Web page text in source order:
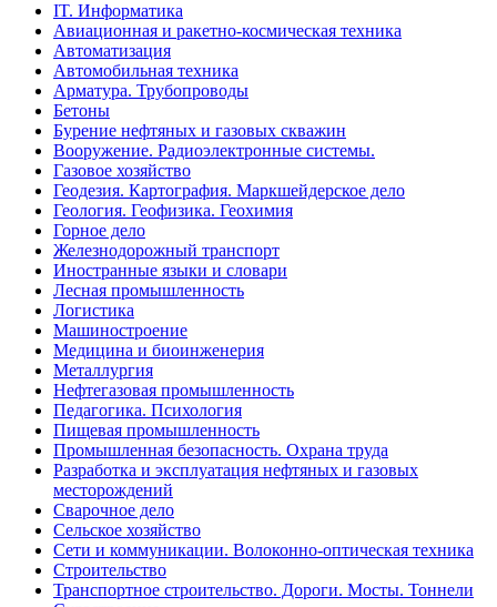
IT. Информатика
Авиационная и ракетно-космическая техника
Автоматизация
Автомобильная техника
Арматура. Трубопроводы
Бетоны
Бурение нефтяных и газовых скважин
Вооружение. Радиоэлектронные системы.
Газовое хозяйство
Геодезия. Картография. Маркшейдерское дело
Геология. Геофизика. Геохимия
Горное дело
Железнодорожный транспорт
Иностранные языки и словари
Лесная промышленность
Логистика
Машиностроение
Медицина и биоинженерия
Металлургия
Нефтегазовая промышленность
Педагогика. Психология
Пищевая промышленность
Промышленная безопасность. Охрана труда
Разработка и эксплуатация нефтяных и газовых
месторождений
Сварочное дело
Сельское хозяйство
Сети и коммуникации. Волоконно-оптическая техника
Строительство
Транспортное строительство. Дороги. Мосты. Тоннели